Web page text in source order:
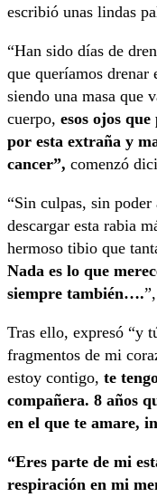
escribió unas lindas
“Han sido días de
que queríamos
siendo una masa que
cuerpo, esos ojos
por esta extraña y
cancer”, comenzó
“Sin culpas, sin poder
descargar esta rabia
hermoso tibio que
Nada es lo que
siempre también….
Tras ello, expresó “y
fragmentos de mi
estoy contigo, te
compañera. 8 años
en el que te amare,
“Eres parte de mi
respiración en mi